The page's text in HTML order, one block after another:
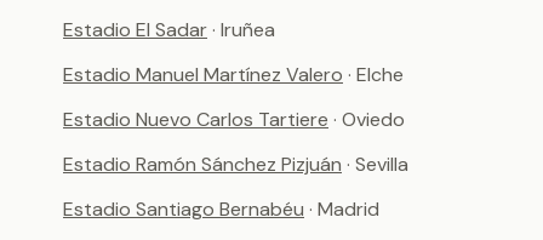
Estadio El Sadar· Iruñea
Estadio Manuel Martínez Valero · Elche
Estadio Nuevo Carlos Tartiere · Oviedo
Estadio Ramón Sánchez Pizjuán · Sevilla
Estadio Santiago Bernabéu · Madrid